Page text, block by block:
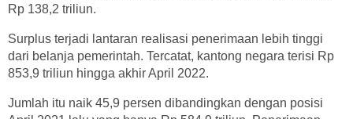
Rp 138,2 triliun.
Surplus terjadi lantaran realisasi penerimaan lebih tinggi
dari belanja pemerintah. Tercatat, kantong negara terisi Rp
853,9 triliun hingga akhir April 2022.
Jumlah itu naik 45,9 persen dibandingkan dengan posisi